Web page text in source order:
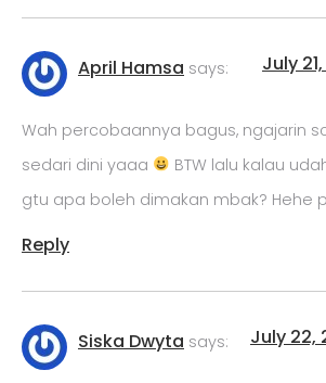
April Hamsa says: July
Wah percobaannya bagus, ngajarin
sedari dini yaaa
BTW lalu kalau
gtu apa boleh dimakan mbak? Hehe
Reply
Siska Dwyta says: July 22,